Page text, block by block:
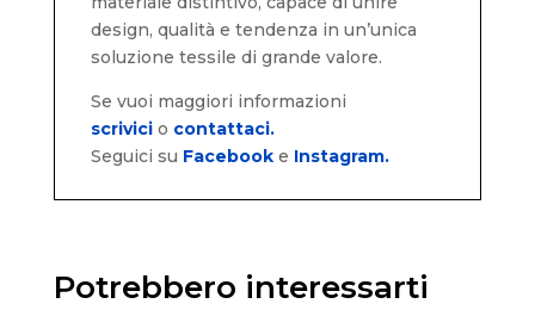
design, qualità e tendenza in un’unica
soluzione tessile di grande valore.
Se vuoi maggiori informazioni
scrivici o contattaci.
Seguici su Facebooke Instagram.
Potrebbero interessarti